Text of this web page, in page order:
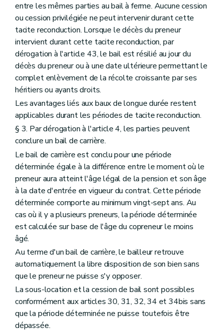
entre les mêmes parties au bail à ferme. Aucune cession
ou cession privilégiée ne peut intervenir durant cette
tacite reconduction. Lorsque le décès du preneur
intervient durant cette tacite reconduction, par
dérogation à l'article 43, le bail est résilié au jour du
décès du preneur ou à une date ultérieure permettant le
complet enlèvement de la récolte croissante par ses
héritiers ou ayants droits.
Les avantages liés aux baux de longue durée restent
applicables durant les périodes de tacite reconduction.
§ 3. Par dérogation à l'article 4, les parties peuvent
conclure un bail de carrière.
Le bail de carrière est conclu pour une période
déterminée égale à la différence entre le moment où le
preneur aura atteint l'âge légal de la pension et son âge
à la date d'entrée en vigueur du contrat. Cette période
déterminée comporte au minimum vingt-sept ans. Au
cas où il y a plusieurs preneurs, la période déterminée
est calculée sur base de l'âge du copreneur le moins
âgé.
Au terme d'un bail de carrière, le bailleur retrouve
automatiquement la libre disposition de son bien sans
que le preneur ne puisse s'y opposer.
La sous-location et la cession de bail sont possibles
conformément aux articles 30, 31, 32, 34 et 34bis sans
que la période déterminée ne puisse toutefois être
dépassée.